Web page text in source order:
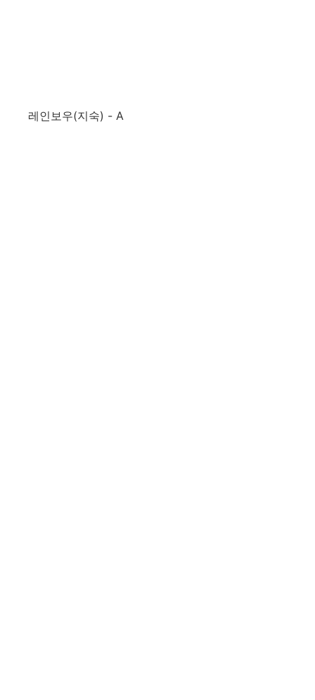
레인보우(지숙) - A